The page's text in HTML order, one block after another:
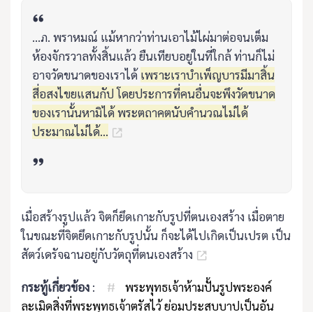
...ภ. พราหมณ์ แม้หากว่าท่านเอาไม้ไผ่มาต่อจนเต็ม
ห้องจักรวาลทั้งสิ้นแล้ว ยืนเทียบอยู่ในที่ใกล้ ท่านก็ไม่
อาจวัดขนาดของเราได้ เพราะเราบำเพ็ญบารมีมาสิ้น
สี่อสงไขยแสนกัป โดยประการที่คนอื่นจะพึงวัดขนาด
ของเรานั้นหามิได้ พระตถาคตนับคำนวณไม่ได้
ประมาณไม่ได้...
เมื่อสร้างรูปแล้ว จิตก็ยึดเกาะกับรูปที่ตนเองสร้าง เมื่อตาย
ในขณะที่จิตยึดเกาะกับรูปนั้น ก็จะได้ไปเกิดเป็นเปรต เป็น
สัตว์เดรัจฉานอยู่กับวัตถุที่ตนเองสร้าง
กระทู้เกี่ยวข้อง : #
พระพุทธเจ้าห้ามปั้นรูปพระองค์
ละเมิดสิ่งที่พระพุทธเจ้าตรัสไว้ ย่อมประสบบาปเป็นอัน